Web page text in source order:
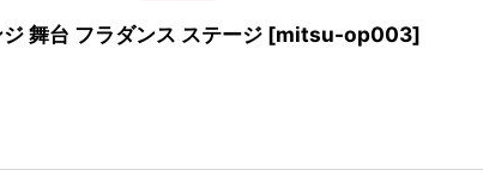
舞台 フラダンス ステージ [mitsu-op003]